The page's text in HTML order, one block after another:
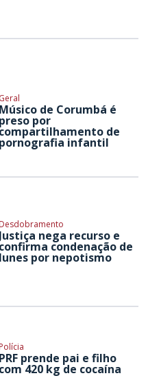
Geral
Músico de Corumbá é
preso por
compartilhamento de
pornografia infantil
Desdobramento
Justiça nega recurso e
condenação de
Iunes por nepotismo
Polícia
PRF prende pai e filho
com 420 kg de cocaína